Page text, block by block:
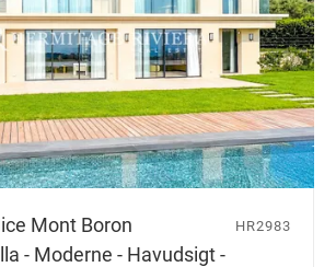
Mont Boron
- Moderne - Havudsigt -
HR2983